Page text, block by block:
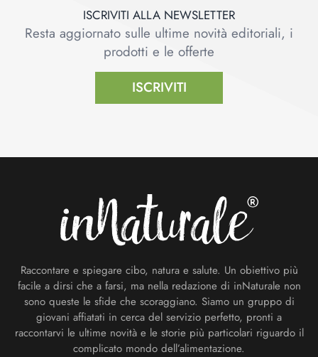
ISCRIVITI ALLA NEWSLETTER
Resta aggiornato sulle ultime novità editoriali, i
prodotti e le offerte
ISCRIVITI
Raccontare e spiegare cibo, natura e salute. Un obiettivo più
facile a dirsi che a farsi, ma nella redazione di inNaturale non
sono queste le sfide che scoraggiano. Siamo un gruppo di
giovani affiatati in cerca del servizio perfetto, pronti a
raccontarvi le ultime novità e le storie più particolari riguardo il
complicato mondo dell’alimentazione.